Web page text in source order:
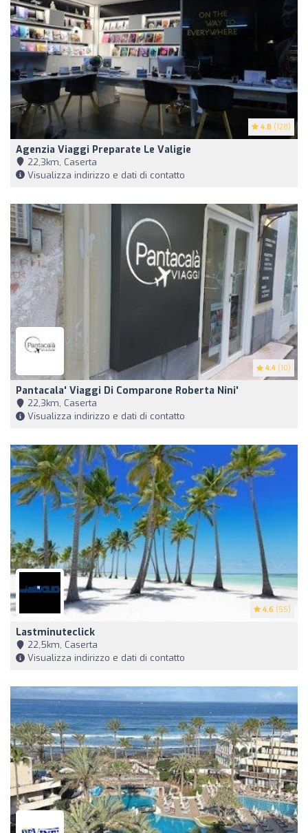
4.8 (128)
Agenzia Viaggi Preparate Le Valigie
22,3km, Caserta
Visualizza indirizzo e dati di contatto
4.4 (10)
Pantacala' Viaggi Di Comparone Roberta Nini'
22,3km, Caserta
Visualizza indirizzo e dati di contatto
4.6 (55)
Lastminuteclick
22,5km, Caserta
Visualizza indirizzo e dati di contatto